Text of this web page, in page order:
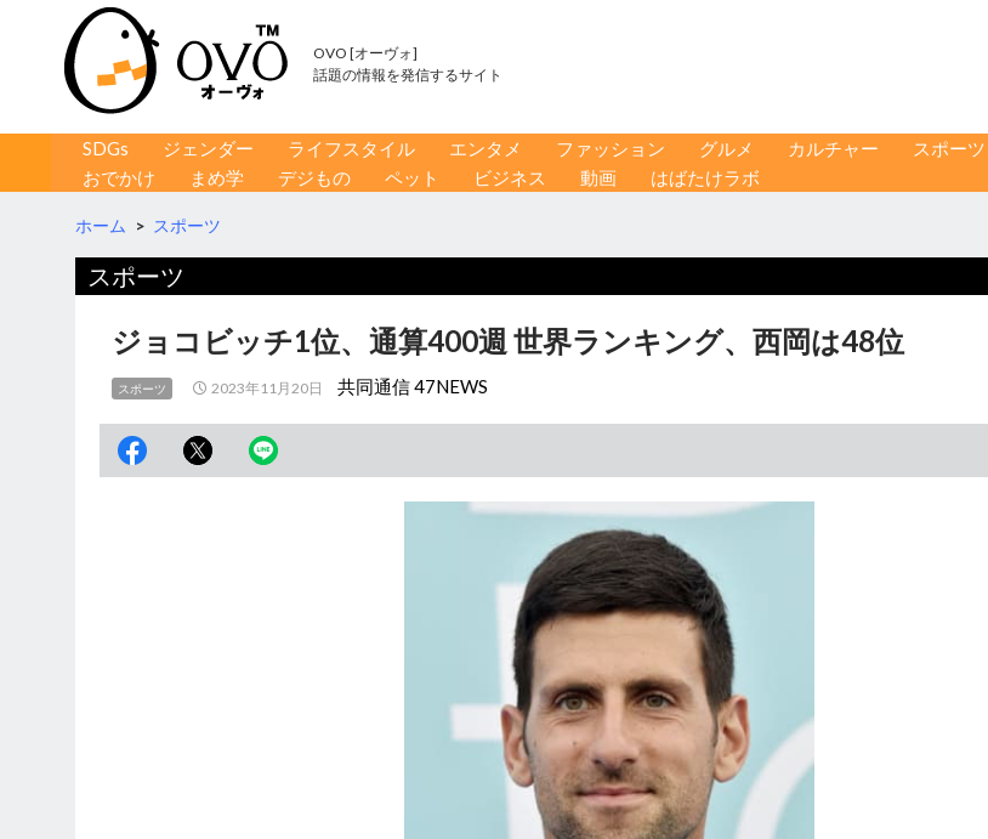
OVO [オーヴォ]
話題の情報を発信するサイト
コンテンツへ移動
SDGs ジェンダー ライフスタイル エンタメ ファッション グルメ カルチャー
スポーツ
おでかけ
まめ学 デジもの ペット ビジネス 動画 はばたけラボ
ホーム > スポーツ
スポーツ
ジョコビッチ1位、通算400週 世界ランキング、西岡は48位
スポーツ 2023年11月20日 共同通信 47NEWS